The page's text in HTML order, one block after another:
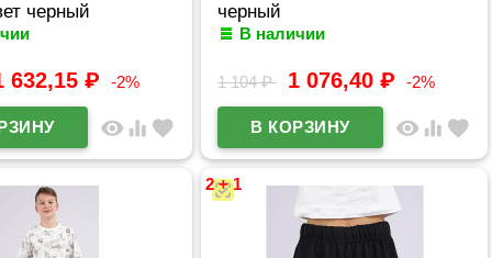
черный
632,15₽ -2%
visibility equalizer favorite
черный
В наличии
1 104₽ 1 076,40₽ -2%
visibility equalizer favorite
2 + 1